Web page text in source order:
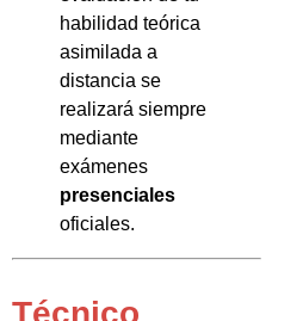
habilidad teórica
asimilada a
distancia se
realizará siempre
mediante
exámenes
presenciales
oficiales.
Técnico